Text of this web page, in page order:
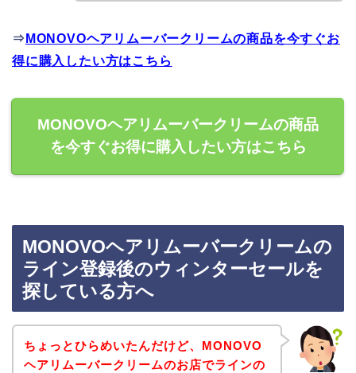
⇒ MONOVOヘアリムーバークリームの商品を今すぐお
得に購入したい方はこちら
MONOVOヘアリムーバークリームの商品
を今すぐお得に購入したい方はこちら
MONOVOヘアリムーバークリームの
ライン登録後のウィンターセールを
探している方へ
ちょっとひらめいたんだけど、MONOVO
ヘアリムーバークリームのお店でラインの